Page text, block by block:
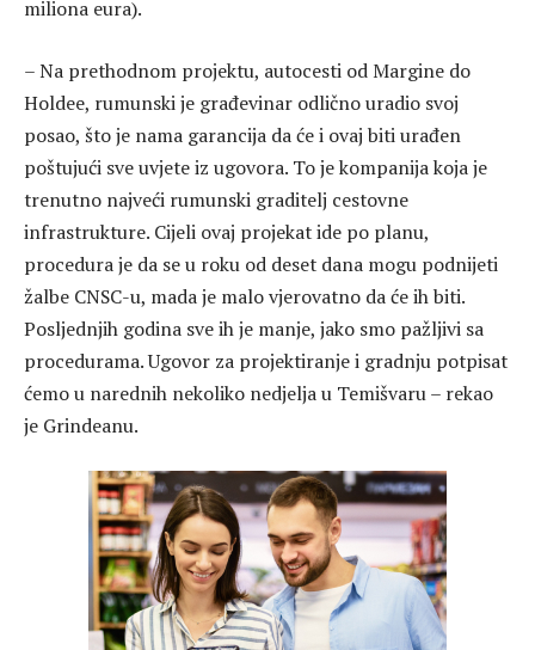
miliona eura).
– Na prethodnom projektu, autocesti od Margine do
Holdee, rumunski je građevinar odlično uradio svoj
posao, što je nama garancija da će i ovaj biti urađen
poštujući sve uvjete iz ugovora. To je kompanija koja je
trenutno najveći rumunski graditelj cestovne
infrastrukture. Cijeli ovaj projekat ide po planu,
procedura je da se u roku od deset dana mogu podnijeti
žalbe CNSC-u, mada je malo vjerovatno da će ih biti.
Posljednjih godina sve ih je manje, jako smo pažljivi sa
procedurama. Ugovor za projektiranje i gradnju potpisat
ćemo u narednih nekoliko nedjelja u Temišvaru – rekao
je Grindeanu.